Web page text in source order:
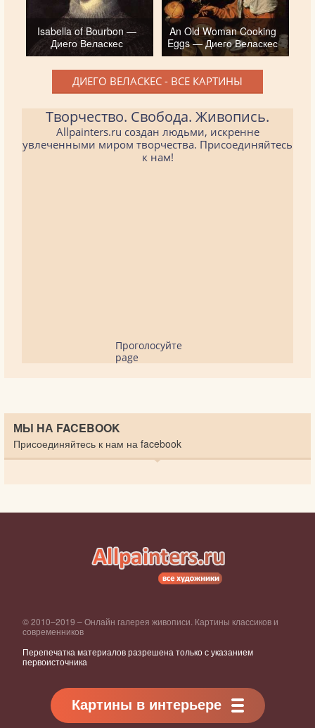
Isabella of Bourbon —
Диего Веласкес
An Old Woman Cooking
Eggs — Диего Веласкес
ДИЕГО ВЕЛАСКЕС - ВСЕ КАРТИНЫ
Творчество. Свобода. Живопись.
Allpainters.ru создан людьми, искренне
увлеченными миром творчества. Присоединяйтесь
к нам!
Проголосуйте
page
МЫ НА FACEBOOK
Присоединяйтесь к нам на facebook
© 2010–2019 – Онлайн галерея живописи. Картины классиков и
современников
Перепечатка материалов разрешена только с указанием
первоисточника
Картины в интерьере